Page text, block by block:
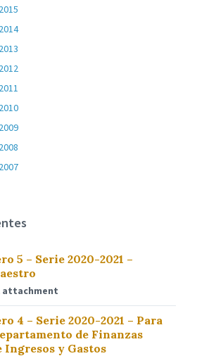
5 – Serie 2020-2021 –
attachment
4 – Serie 2020-2021 – Para
de Finanzas
y Gastos